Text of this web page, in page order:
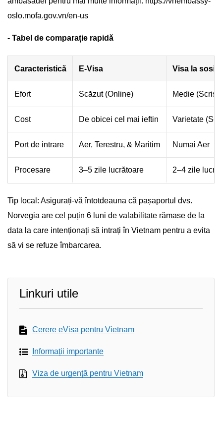
oslo.mofa.gov.vn/en-us
- Tabel de comparație rapidă
Caracteristică E-Visa Visa la sosire
Efort Scăzut (Online) Medie
Cost De obicei cel mai ieftin Varietate
Port de intrare Aer, Terestru, & Maritim Numai Aer
Procesare 3–5 zile lucrătoare 2–4 zile
Tip local: Asigurați-vă întotdeauna că pașaportul dvs.
Norvegia are cel puțin 6 luni de valabilitate rămase de la
data la care intenționați să intrați în Vietnam pentru a evita
să vi se refuze îmbarcarea.
Linkuri utile
Cerere eVisa pentru Vietnam
Informații importante
Viza de urgență pentru Vietnam